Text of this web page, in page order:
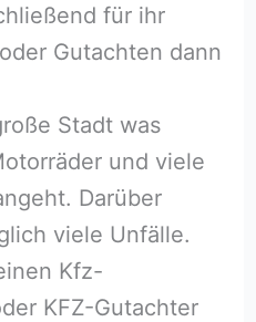
für ihr
Gutachten dann
Stadt was
und viele
Darüber
viele Unfälle.
Kfz-
KFZ-Gutachter